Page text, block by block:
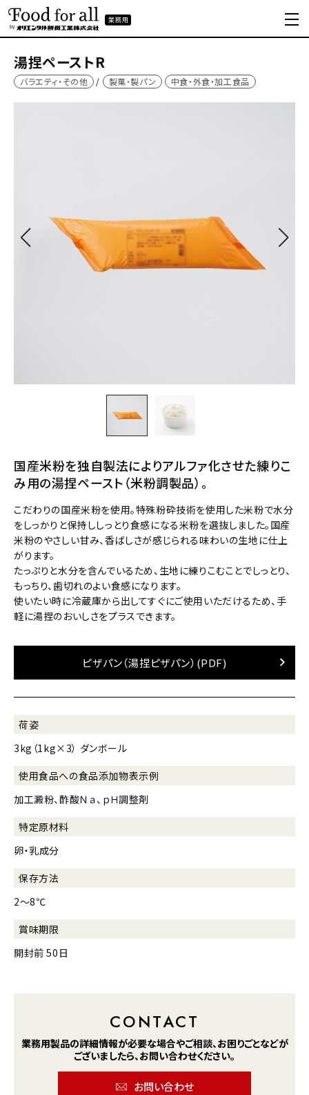
湯捏ペーストR
バラエティ・その他 製菓・製パン 中食・外食・加工食品
国産米粉を独自製法によりアルファ化させた練りこ
み用の湯捏ペースト（米粉調製品）。
こだわりの国産米粉を使用。特殊粉砕技術を使用した米粉で水分
をしっかりと保持ししっとり食感になる米粉を選抜しました。国産
米粉のやさしい甘み、香ばしさが感じられる味わいの生地に仕上
がります。
たっぷりと水分を含んでいるため、生地に練りこむことでしっとり、
もっちり、歯切れのよい食感になります。
使いたい時に冷蔵庫から出してすぐにご使用いただけるため、手
軽に湯捏のおいしさをプラスできます。
ピザパン（湯捏ピザパン）(PDF)
荷姿
3kg（1kg×3） ダンボール
使用食品への食品添加物表示例
加工澱粉、酢酸Ｎａ、ｐＨ調整剤
特定原材料
卵・乳成分
保存方法
2～8℃
賞味期限
開封前 50日
CONTACT
業務用製品の詳細情報が必要な場合やご相談、お困りごとなどが
ございましたら、お問い合わせください。
お問い合わせ